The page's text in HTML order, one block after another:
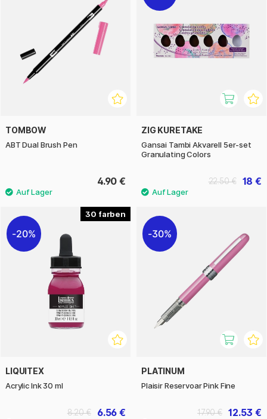
TOMBOW
ABT Dual Brush Pen
4.90 €
ZIG KURETAKE
Gansai Tambi Akvarell 5er-set
Granulating Colors
18 €
22.50 €
30
20%
LIQUITEX
Acrylic Ink 30 ml
6.56 €
8.20 €
30%
PLATINUM
Plaisir Reservoar Pink Fine
12.53 €
17.90 €